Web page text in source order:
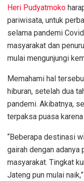
Heri Pudyatmoko
pariwisata, untuk
selama pandemi
masyarakat dan
mulai mengunjungi
Memahami hal
hiburan, setelah dua
pandemi. Akibatnya,
terpaksa puasa
“Beberapa destinasi
gairah dengan
masyarakat. Tingkat
Jateng pun mulai